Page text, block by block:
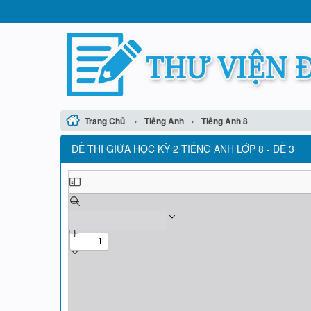
Trang Chủ › Tiếng Anh › Tiếng Anh 8
ĐỀ THI GIỮA HỌC KỲ 2 TIẾNG ANH LỚP 8 - ĐỀ 3